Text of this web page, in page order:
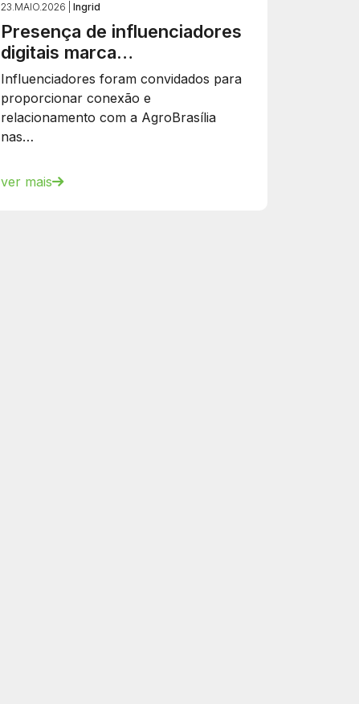
23.MAIO.2026 | Ingrid
Presença de influenciadores
digitais marca…
Influenciadores foram convidados para
proporcionar conexão e
relacionamento com a AgroBrasília
nas…
ver mais